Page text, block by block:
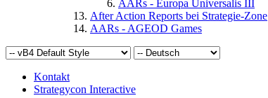
AARs - Europa Universalis III
After Action Reports bei Strategie-Zone
AARs - AGEOD Games
Kontakt
Strategycon Interactive